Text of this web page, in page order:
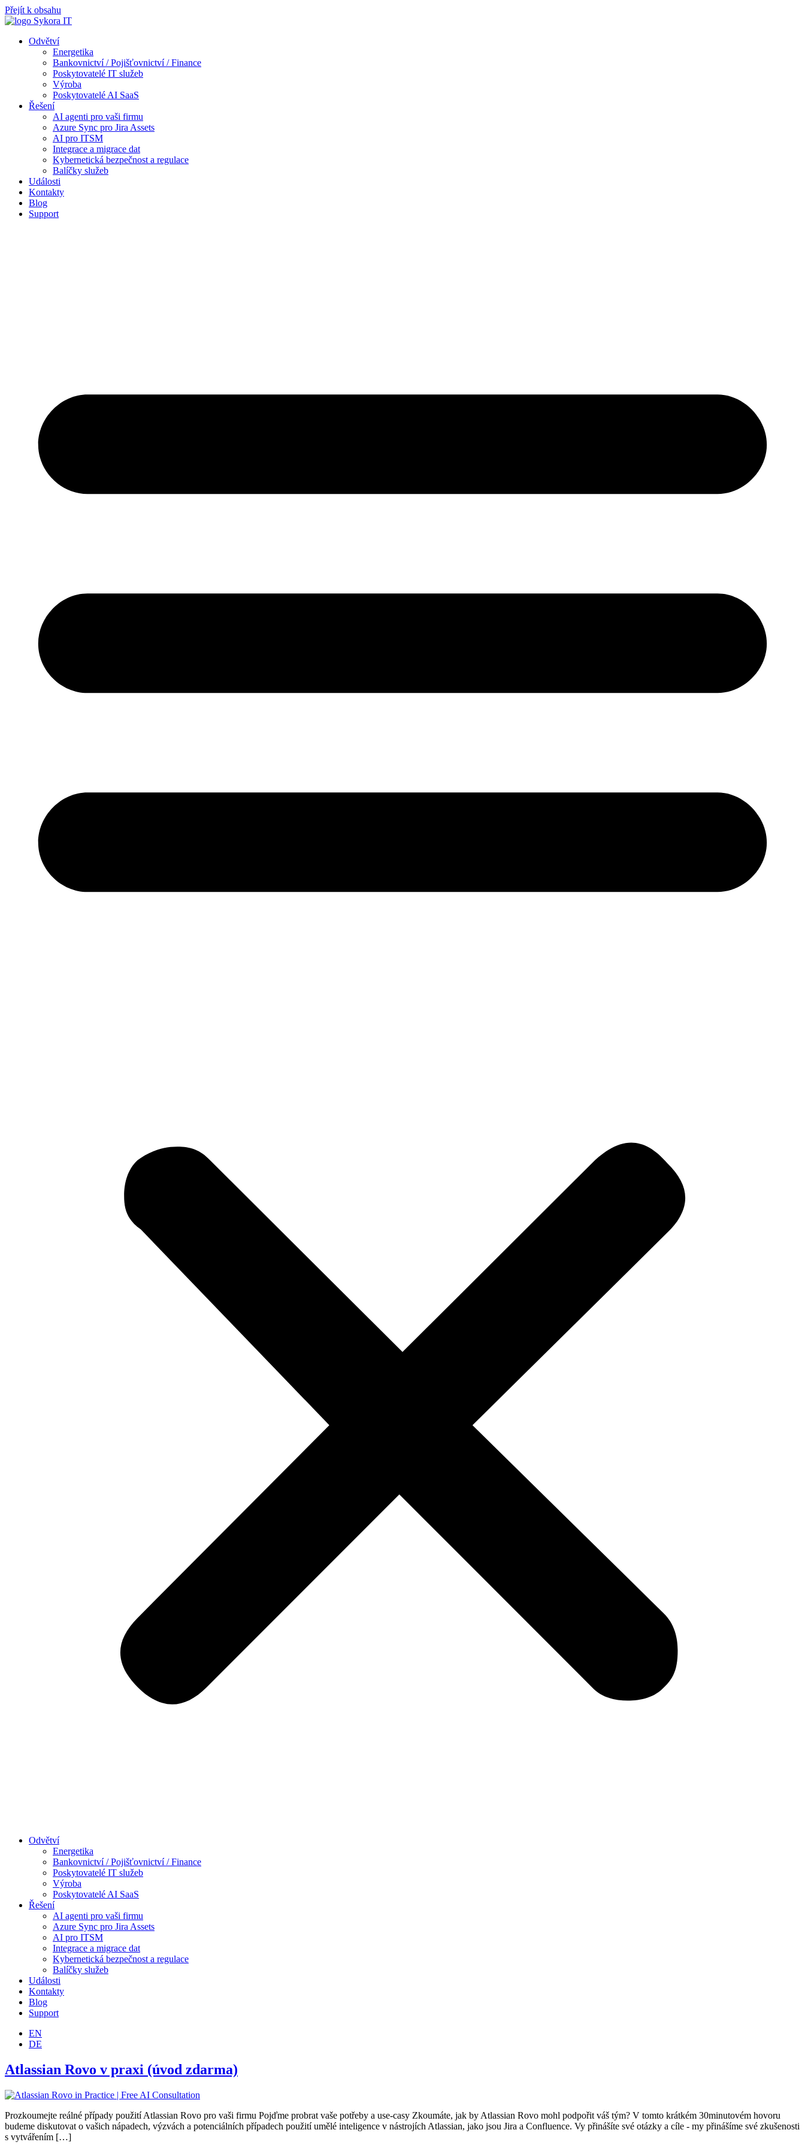
Přejít k obsahu
Odvětví
Energetika
Bankovnictví / Pojišťovnictví / Finance
Poskytovatelé IT služeb
Výroba
Poskytovatelé AI SaaS
Řešení
AI agenti pro vaši firmu
Azure Sync pro Jira Assets
AI pro ITSM
Integrace a migrace dat
Kybernetická bezpečnost a regulace
Balíčky služeb
Události
Kontakty
Blog
Support
Odvětví
Energetika
Bankovnictví / Pojišťovnictví / Finance
Poskytovatelé IT služeb
Výroba
Poskytovatelé AI SaaS
Řešení
AI agenti pro vaši firmu
Azure Sync pro Jira Assets
AI pro ITSM
Integrace a migrace dat
Kybernetická bezpečnost a regulace
Balíčky služeb
Události
Kontakty
Blog
Support
EN
DE
Atlassian Rovo v praxi (úvod zdarma)
Prozkoumejte reálné případy použití Atlassian Rovo pro vaši firmu Pojďme probrat vaše potřeby a use-casy Zkoumáte, jak by Atlassian Rovo mohl podpořit váš tým? V tomto krátkém 30minutovém hovoru
budeme diskutovat o vašich nápadech, výzvách a potenciálních případech použití umělé inteligence v nástrojích Atlassian, jako jsou Jira a Confluence. Vy přinášíte své otázky a cíle - my přinášíme své zkušenosti
s vytvářením […]